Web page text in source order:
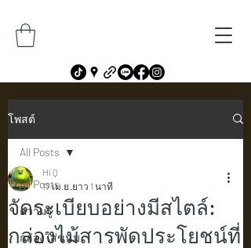
โพสต์
All Posts
ความรู้
กล่องใส่ขนม
All Posts
จัดระเบียบอย่างมีสไตล์:
กล่องไม้สารพัดประโยชน์ที่
Hi Q
17 เม.ย. ยาว 1 นาที